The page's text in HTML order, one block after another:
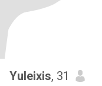
Yuleixis, 31